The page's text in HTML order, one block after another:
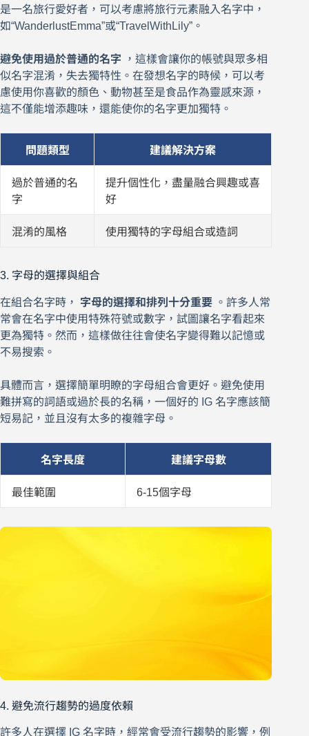
是一名旅行愛好者，可以考慮將旅行元素融入名字中，
如“WanderlustEmma”或“TravelWithLily”。
避免使用過於普通的名字
，這樣會讓你的帳號與眾多相
似名字混淆，失去獨特性。在發想名字的時候，可以考
慮使用你喜歡的顏色、動物甚至是食品作為靈感來源，
這不僅能增添趣味，還能使你的名字更加獨特。
問題類型 建議解決方案
過於普通的名
字
提升個性化，盡量融合興趣或喜
好
混淆的風格 使用獨特的字母組合或造詞
3. 字母的選擇與組合
在組合名字時， 字母的選擇和排列十分重要 。許多人常
常會在名字中使用特殊符號或數字，試圖讓名字看起來
更為獨特。然而，這樣做往往會使名字變得難以記憶或
不易搜索。
具體而言，選擇簡單明瞭的字母組合會更好。避免使用
難拼寫的詞語或過於長的名稱，一個好的 IG 名字應該簡
短易記，並且沒有太多的複雜字母。
名字長度 建議字母數
最佳範圍 6-15個字母
4. 避免流行趨勢的過度依賴
許多人在選擇 IG 名字時，經常會受流行趨勢的影響，例